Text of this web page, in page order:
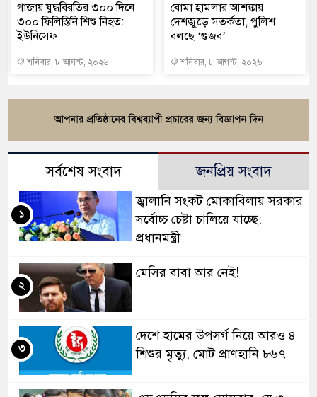
গাজায় যুদ্ধবিরতির ৩০০ দিনে
৩০০ ফিলিস্তিনি শিশু নিহত:
ইউনিসেফ
শনিবার, ৮ আগস্ট, ২০২৬
বোমা হামলার আশঙ্কায়
দেশজুড়ে সতর্কতা, পুলিশ
বলছে ‘গুজব’
শনিবার, ৮ আগস্ট, ২০২৬
সর্বশেষ সংবাদ জনপ্রিয় সংবাদ
জ্বালানি সংকট মোকাবিলায় সরকার
সর্বোচ্চ চেষ্টা চালিয়ে যাচ্ছে:
প্রধানমন্ত্রী
১
মেসির বাবা আর নেই!
২
দেশে হামের উপসর্গ নিয়ে আরও ৪
শিশুর মৃত্যু, মোট প্রাণহানি ৮৬৭
৩